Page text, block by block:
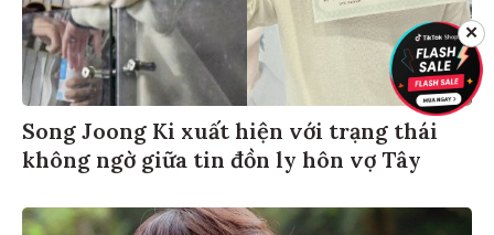
Song Joong Ki xuất hiện với trạng thái
không ngờ giữa tin đồn ly hôn vợ Tây
✕